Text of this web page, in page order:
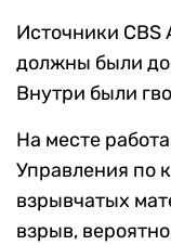
Источники CBS
должны были
Внутри были
На месте
Управления по
взрывчатых
взрыв,